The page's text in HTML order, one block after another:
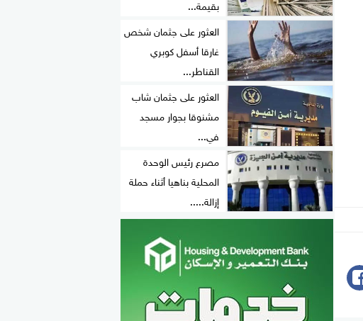
بقيمة...
العثور على جثمان شخص
غارقا أسفل كوبري
القناطر...
العثور على جثمان شاب
مشنوقا بجوار مسجد
في...
مصرع رئيس الوحدة
المحلية بناهيا أثناء حملة
إزالة.....